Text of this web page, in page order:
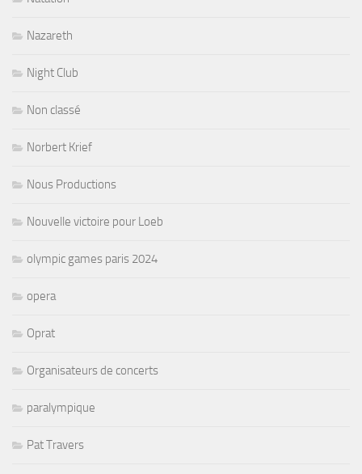
Nazareth
Night Club
Non classé
Norbert Krief
Nous Productions
Nouvelle victoire pour Loeb
olympic games paris 2024
opera
Oprat
Organisateurs de concerts
paralympique
Pat Travers